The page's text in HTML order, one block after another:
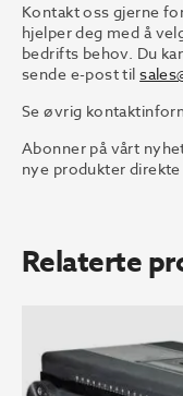
Kontakt oss gjerne
hjelper deg med å
bedrifts behov. Du
sende e-post til
Se øvrig
Abonner på vårt
nye produkter
Relaterte